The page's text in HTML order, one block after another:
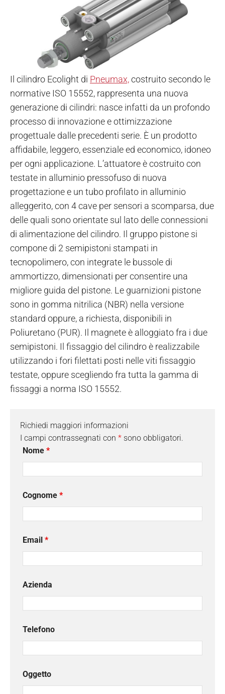
Il cilindro Ecolight di Pneumax,costruito secondo le
normative ISO 15552, rappresenta una nuova
generazione di cilindri: nasce infatti da un profondo
processo di innovazione e ottimizzazione
progettuale dalle precedenti serie. È un prodotto
affidabile, leggero, essenziale ed economico, idoneo
per ogni applicazione. L’attuatore è costruito con
testate in alluminio pressofuso di nuova
progettazione e un tubo profilato in alluminio
alleggerito, con 4 cave per sensori a scomparsa, due
delle quali sono orientate sul lato delle connessioni
di alimentazione del cilindro. Il gruppo pistone si
compone di 2 semipistoni stampati in
tecnopolimero, con integrate le bussole di
ammortizzo, dimensionati per consentire una
migliore guida del pistone. Le guarnizioni pistone
sono in gomma nitrilica (NBR) nella versione
standard oppure, a richiesta, disponibili in
Poliuretano (PUR). Il magnete è alloggiato fra i due
semipistoni. Il fissaggio del cilindro è realizzabile
utilizzando i fori filettati posti nelle viti fissaggio
testate, oppure scegliendo fra tutta la gamma di
fissaggi a norma ISO 15552.
Richiedi maggiori informazioni
I campi contrassegnati con * sono obbligatori.
Nome *
Cognome *
Email *
Azienda
Telefono
Oggetto